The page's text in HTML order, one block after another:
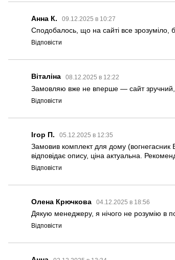
Анна К. 09.12.2025 в 10:27
Сподобалось, що на сайті все зрозуміло,
Відповісти
Віталіна 08.12.2025 в 12:22
Замовляю вже не вперше — сайт зручний,
Відповісти
Ігор П. 05.12.2025 в 12:35
Замовив комплект для дому
відповідає опису, ціна актуальна.
Відповісти
Олена Крючкова 04.12.2025 в 18:56
Дякую менеджеру, я нічого не розумію в
Відповісти